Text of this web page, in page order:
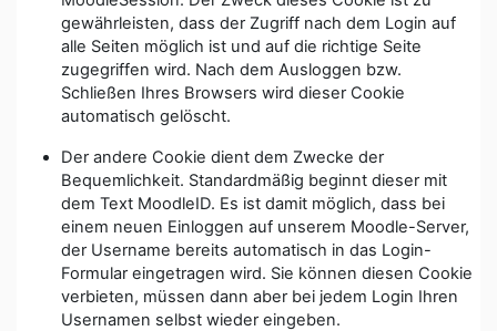
gewährleisten, dass der Zugriff nach dem Login auf
alle Seiten möglich ist und auf die richtige Seite
zugegriffen wird. Nach dem Ausloggen bzw.
Schließen Ihres Browsers wird dieser Cookie
automatisch gelöscht.
Der andere Cookie dient dem Zwecke der
Bequemlichkeit. Standardmäßig beginnt dieser mit
dem Text MoodleID. Es ist damit möglich, dass bei
einem neuen Einloggen auf unserem Moodle-Server,
der Username bereits automatisch in das Login-
Formular eingetragen wird. Sie können diesen Cookie
verbieten, müssen dann aber bei jedem Login Ihren
Usernamen selbst wieder eingeben.